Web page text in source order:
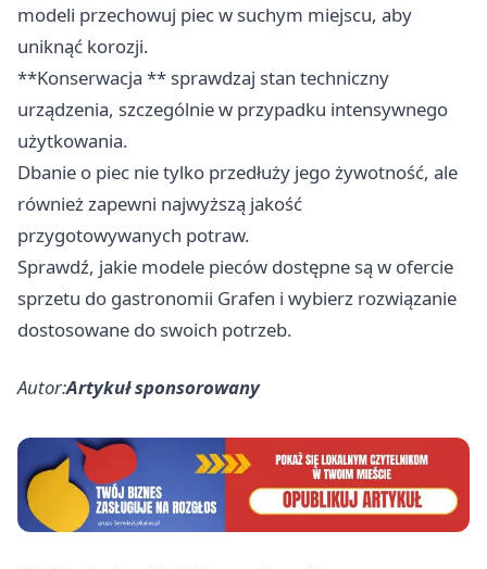
modeli przechowuj piec w suchym miejscu, aby
uniknąć korozji.
**Konserwacja ** sprawdzaj stan techniczny
urządzenia, szczególnie w przypadku intensywnego
użytkowania.
Dbanie o piec nie tylko przedłuży jego żywotność, ale
również zapewni najwyższą jakość
przygotowywanych potraw.
Sprawdź, jakie modele pieców dostępne są w ofercie
sprzetu do gastronomii Grafen i wybierz rozwiązanie
dostosowane do swoich potrzeb.
Autor:Artykuł sponsorowany